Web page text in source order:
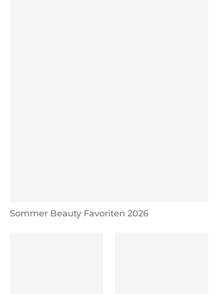
Sommer Beauty Favoriten 2026